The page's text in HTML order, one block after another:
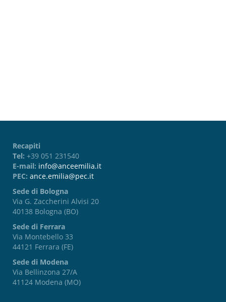
Recapiti
Tel: +39 051 231540
E-mail: info@anceemilia.it
PEC: ance.emilia@pec.it
Sede di Bologna
Via G. Zaccherini Alvisi 20
40138 Bologna (BO)
Sede di Ferrara
Via Montebello 33
44121 Ferrara (FE)
Sede di Modena
Via Bellinzona 27/A
41124 Modena (MO)